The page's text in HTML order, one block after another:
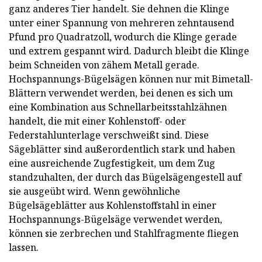
ganz anderes Tier handelt. Sie dehnen die Klinge
unter einer Spannung von mehreren zehntausend
Pfund pro Quadratzoll, wodurch die Klinge gerade
und extrem gespannt wird. Dadurch bleibt die Klinge
beim Schneiden von zähem Metall gerade.
Hochspannungs-Bügelsägen können nur mit Bimetall-
Blättern verwendet werden, bei denen es sich um
eine Kombination aus Schnellarbeitsstahlzähnen
handelt, die mit einer Kohlenstoff- oder
Federstahlunterlage verschweißt sind. Diese
Sägeblätter sind außerordentlich stark und haben
eine ausreichende Zugfestigkeit, um dem Zug
standzuhalten, der durch das Bügelsägengestell auf
sie ausgeübt wird. Wenn gewöhnliche
Bügelsägeblätter aus Kohlenstoffstahl in einer
Hochspannungs-Bügelsäge verwendet werden,
können sie zerbrechen und Stahlfragmente fliegen
lassen.